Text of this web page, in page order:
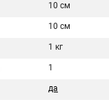
10 см
10 см
1 кг
1
да